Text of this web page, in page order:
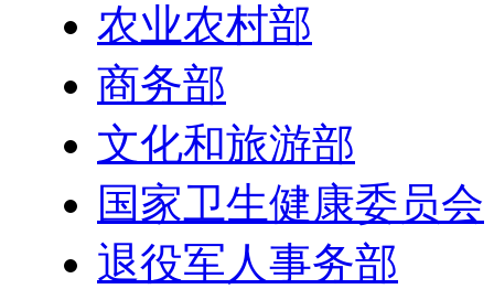
农业农村部
商务部
文化和旅游部
国家卫生健康委员会
退役军人事务部